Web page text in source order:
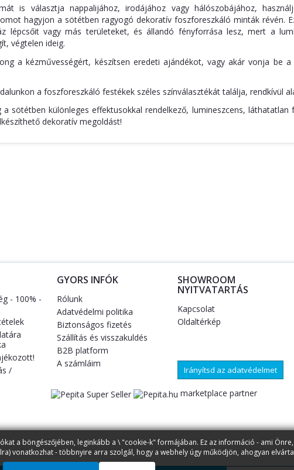
is választja nappalijához, irodájához vagy hálószobájához,
hagyjon a sötétben ragyogó dekoratív foszforeszkáló minták révén.
lépcsőit vagy más területeket, és állandó fényforrása lesz, mert a
végtelen ideig.
a kézművességért, készítsen eredeti ajándékot, vagy akár vonja be
a foszforeszkáló festékek széles színválasztékát találja, rendkívül
a sötétben különleges effektusokkal rendelkező, lumineszcens,
dekoratív megoldást!
- 100% -
/
GYORS INFÓK
Rólunk
Adatvédelmi politika
Biztonságos fizetés
Szállítás és visszakuldés
B2B platform
A számláim
SHOWROOM
NYITVATARTÁS
Kapcsolat
Oldaltérkép
Irányítsd az adatvédelmet
marketplace partner
a böngészőjében, leginkább a \ "cookie-k" formájában. Ez az információ - ami
vonatkozhat - többnyire arra szolgál, hogy a webhely úgy működjön, ahogyan